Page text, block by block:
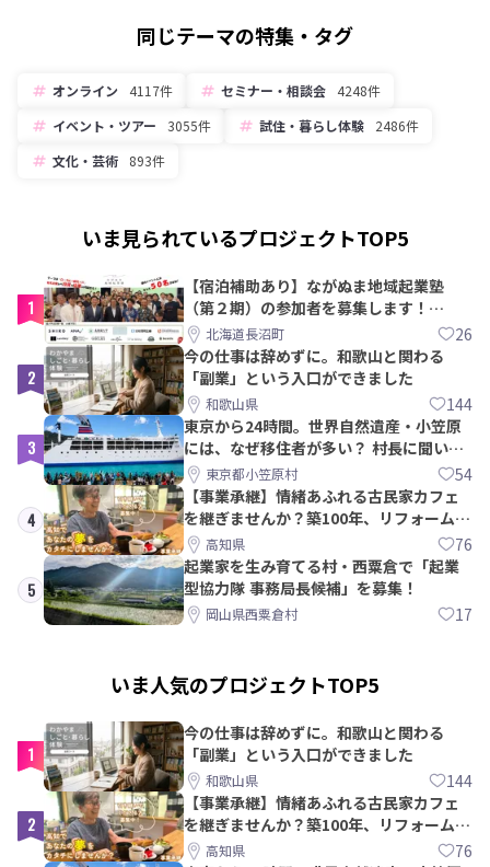
同じテーマの特集・タグ
オンライン 4117件 セミナー・相談会
4248件
イベント・ツアー
3055件 試住・暮らし体験
2486件
文化・芸術
893件
いま見られているプロジェクトTOP5
1
【宿泊補助あり】ながぬま地域起業塾
（第２期）の参加者を募集します！
【8/21〆】
北海道長沼町 26
2
今の仕事は辞めずに。和歌山と関わる
「副業」という入口ができました
和歌山県 144
3
東京から24時間。世界自然遺産・小笠原
には、なぜ移住者が多い？ 村長に聞いて
みた東京都小笠原村 54
4
【事業承継】情緒あふれる古民家カフェ
を継ぎませんか？築100年、リフォームか
ら約10年！
高知県 76
5
起業家を生み育てる村・西粟倉で「起業
型協力隊 事務局長候補」を募集！
岡山県西粟倉村 17
いま人気のプロジェクトTOP5
1
今の仕事は辞めずに。和歌山と関わる
「副業」という入口ができました
和歌山県 144
2
【事業承継】情緒あふれる古民家カフェ
を継ぎませんか？築100年、リフォームか
ら約10年！
高知県 76